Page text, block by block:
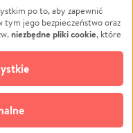
Edukacja
Podróż
Impreza
Ochrona środowiska
Biznes
po to, aby zapewnić
tym jego bezpieczeństwo oraz
niezbędne pliki cookie, które
Możesz wyrazić
momencie masz
„Zarządzaj zgodami cookie”,
Opcjonalne pliki